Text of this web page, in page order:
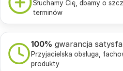
Słuchamy Cię, dbamy o
terminów
100% gwarancja
Przyjacielska obsługa,
produkty